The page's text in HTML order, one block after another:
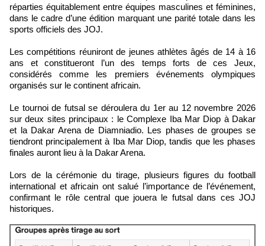
réparties équitablement entre équipes masculines et féminines,
dans le cadre d’une édition marquant une parité totale dans les
sports officiels des JOJ.
Les compétitions réuniront de jeunes athlètes âgés de 14 à 16
ans et constitueront l’un des temps forts de ces Jeux,
considérés comme les premiers événements olympiques
organisés sur le continent africain.
Le tournoi de futsal se déroulera du 1er au 12 novembre 2026
sur deux sites principaux : le Complexe Iba Mar Diop à Dakar
et la Dakar Arena de Diamniadio. Les phases de groupes se
tiendront principalement à Iba Mar Diop, tandis que les phases
finales auront lieu à la Dakar Arena.
Lors de la cérémonie du tirage, plusieurs figures du football
international et africain ont salué l’importance de l’événement,
confirmant le rôle central que jouera le futsal dans ces JOJ
historiques.